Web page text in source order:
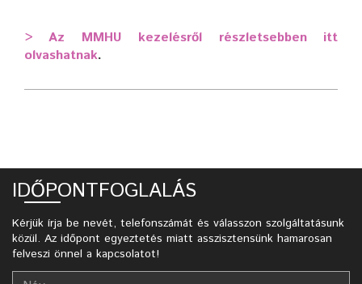
> Az MMHU kezelésről részletsebben itt
olvashatnak.
IDŐPONTFOGLALÁS
Kérjük írja be nevét, telefonszámát és válasszon szolgáltatásunk
közül. Az időpont egyeztetés miatt asszisztensünk hamarosan
felveszi önnel a kapcsolatot!